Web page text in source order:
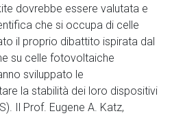
dovrebbe essere valutata e
che si occupa di celle
il proprio dibattito ispirata dal
su celle fotovoltaiche
sviluppato le
la stabilità dei loro dispositivi
Il Prof. Eugene A. Katz,